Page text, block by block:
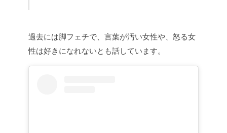
過去には脚フェチで、言葉が汚い女性や、 怒る女
性は好きになれないとも話しています。